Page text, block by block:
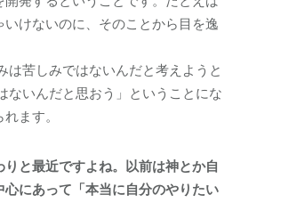
けないのに、そのことから目を逸
苦しみではないんだと考えようと
ないんだと思おう」ということにな
ます。
と最近ですよね。以前は神とか自
にあって「本当に自分のやりたい